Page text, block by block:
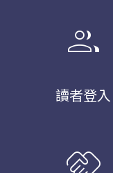
group
讀者登入